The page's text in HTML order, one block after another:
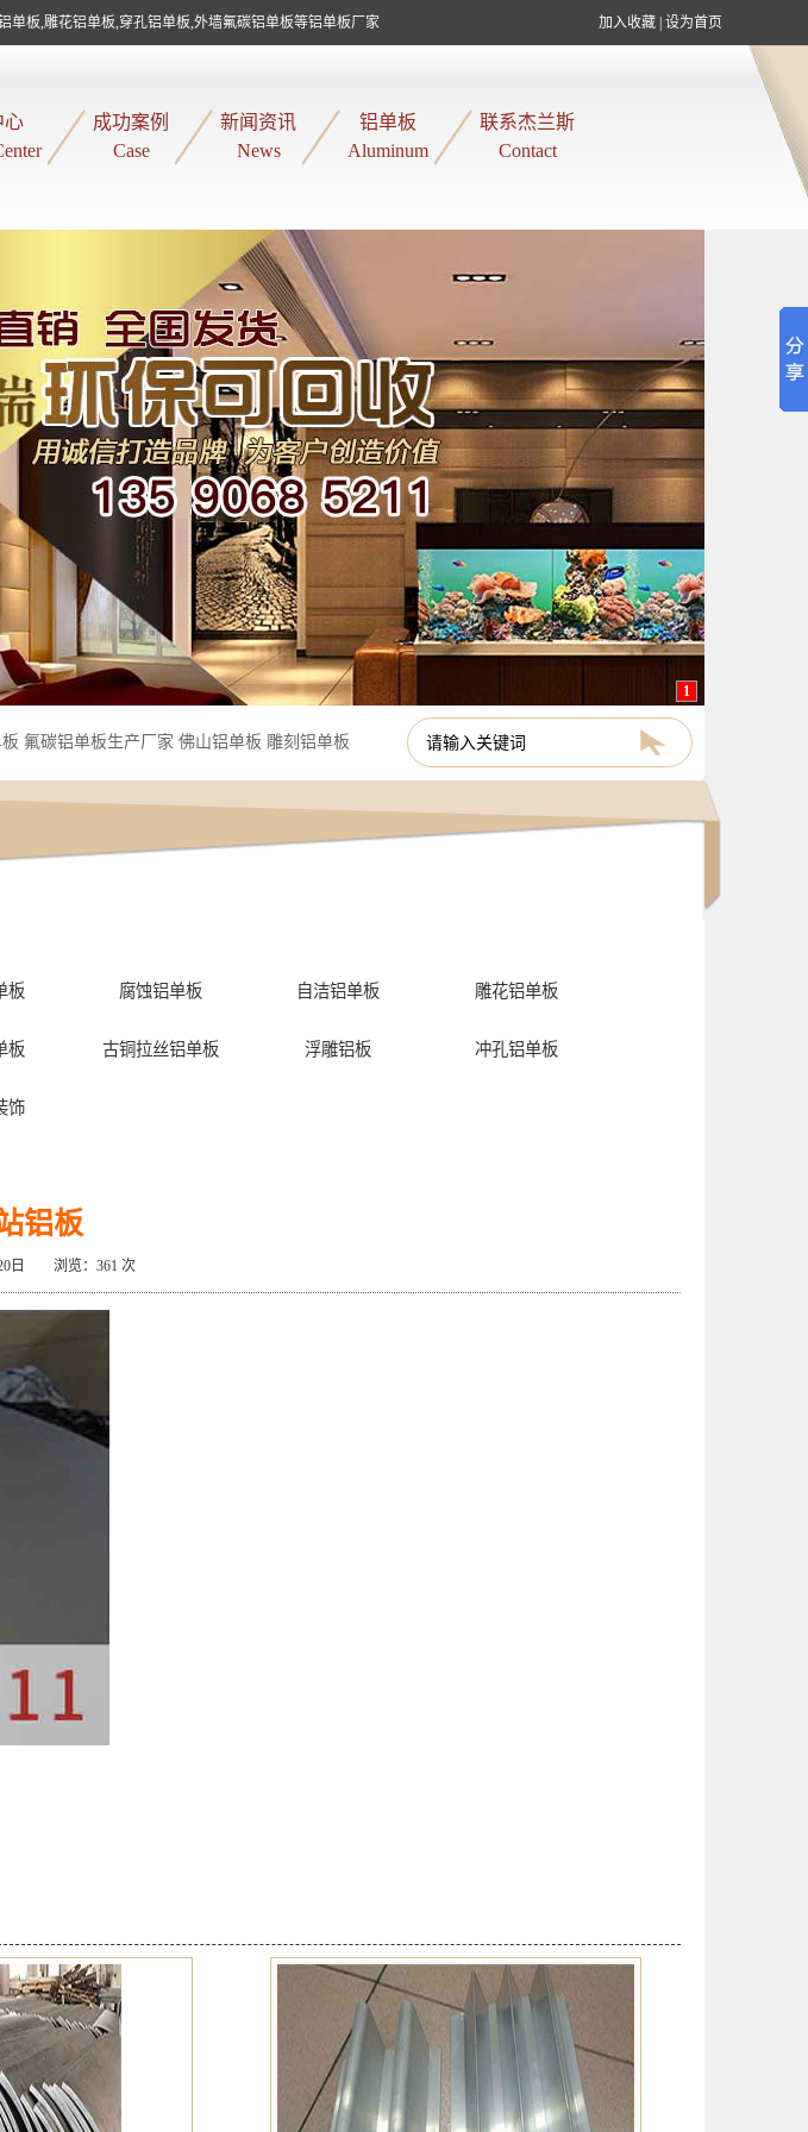
单板,雕花铝单板,穿孔铝单板,外墙氟碳铝单板等铝单板厂家 加入收藏 设为首页
心
成功案例
Case
新闻资讯
News
铝单板
Aluminum
联系杰兰斯
Contact
1
氟碳铝单板生产厂家 佛山铝单板 雕刻铝单板
板 腐蚀铝单板 自洁铝单板 雕花铝单板
板 古铜拉丝铝单板 浮雕铝板 冲孔铝单板
饰
铝板
20日 浏览： 361 次